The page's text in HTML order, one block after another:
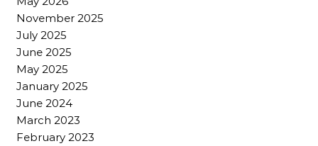
November 2025
July 2025
June 2025
May 2025
January 2025
June 2024
March 2023
February 2023